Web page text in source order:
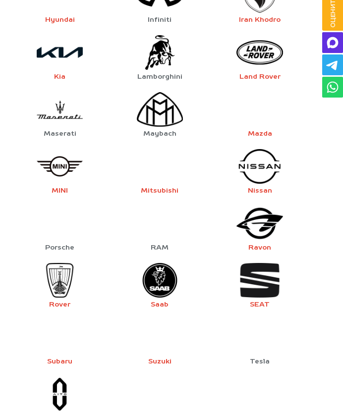
Hyundai Infiniti Iran Khodro
Kia Lamborghini Land Rover
Maserati Maybach Mazda
MINI Mitsubishi Nissan
Porsche RAM Ravon
Rover Saab SEAT
Subaru Suzuki Tesla